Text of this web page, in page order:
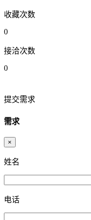
收藏次数
0
接洽次数
0
提交需求
需求
×
姓名
电话